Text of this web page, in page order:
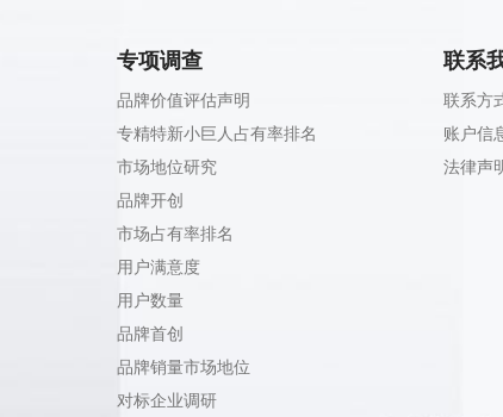
专项调查
品牌价值评估声明
专精特新小巨人占有率排名
市场地位研究
品牌开创
市场占有率排名
用户满意度
用户数量
品牌首创
品牌销量市场地位
对标企业调研
联系
联系方
账户信
法律声